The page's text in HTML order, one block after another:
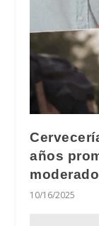
años
10/16/2025